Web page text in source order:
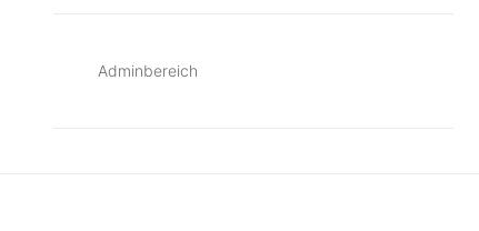
Adminbereich